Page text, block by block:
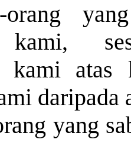
orang
kami,
kami atas
daripada
yang